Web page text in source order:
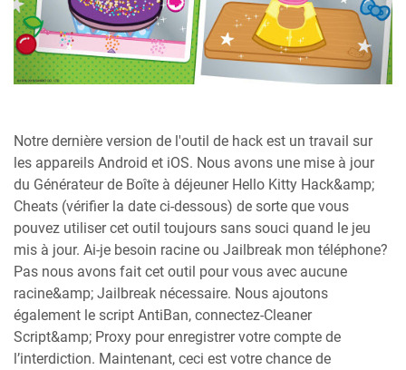
Notre dernière version de l'outil de hack est un travail sur
les appareils Android et iOS. Nous avons une mise à jour
du Générateur de Boîte à déjeuner Hello Kitty Hack&amp;
Cheats (vérifier la date ci-dessous) de sorte que vous
pouvez utiliser cet outil toujours sans souci quand le jeu
mis à jour. Ai-je besoin racine ou Jailbreak mon téléphone?
Pas nous avons fait cet outil pour vous avec aucune
racine&amp; Jailbreak nécessaire. Nous ajoutons
également le script AntiBan, connectez-Cleaner
Script&amp; Proxy pour enregistrer votre compte de
l’interdiction. Maintenant, ceci est votre chance de